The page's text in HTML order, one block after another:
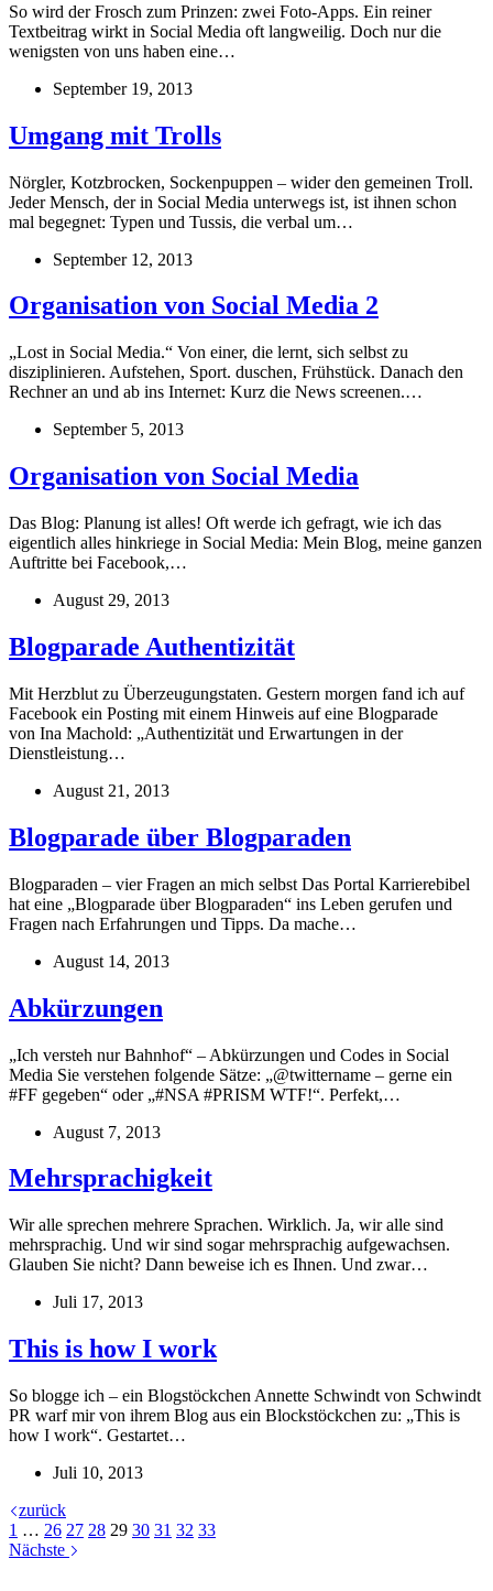
So wird der Frosch zum Prinzen: zwei Foto-Apps. Ein reiner
Textbeitrag wirkt in Social Media oft langweilig. Doch nur die
wenigsten von uns haben eine…
September 19, 2013
Umgang mit Trolls
Nörgler, Kotzbrocken, Sockenpuppen – wider den gemeinen Troll.
Jeder Mensch, der in Social Media unterwegs ist, ist ihnen schon
mal begegnet: Typen und Tussis, die verbal um…
September 12, 2013
Organisation von Social Media 2
„Lost in Social Media.“ Von einer, die lernt, sich selbst zu
disziplinieren. Aufstehen, Sport. duschen, Frühstück. Danach den
Rechner an und ab ins Internet: Kurz die News screenen.…
September 5, 2013
Organisation von Social Media
Das Blog: Planung ist alles! Oft werde ich gefragt, wie ich das
eigentlich alles hinkriege in Social Media: Mein Blog, meine ganzen
Auftritte bei Facebook,…
August 29, 2013
Blogparade Authentizität
Mit Herzblut zu Überzeugungstaten. Gestern morgen fand ich auf
Facebook ein Posting mit einem Hinweis auf eine Blogparade
von Ina Machold: „Authentizität und Erwartungen in der
Dienstleistung…
August 21, 2013
Blogparade über Blogparaden
Blogparaden – vier Fragen an mich selbst Das Portal Karrierebibel
hat eine „Blogparade über Blogparaden“ ins Leben gerufen und
Fragen nach Erfahrungen und Tipps. Da mache…
August 14, 2013
Abkürzungen
„Ich versteh nur Bahnhof“ – Abkürzungen und Codes in Social
Media Sie verstehen folgende Sätze: „@twittername – gerne ein
#FF gegeben“ oder „#NSA #PRISM WTF!“. Perfekt,…
August 7, 2013
Mehrsprachigkeit
Wir alle sprechen mehrere Sprachen. Wirklich. Ja, wir alle sind
mehrsprachig. Und wir sind sogar mehrsprachig aufgewachsen.
Glauben Sie nicht? Dann beweise ich es Ihnen. Und zwar…
Juli 17, 2013
This is how I work
So blogge ich – ein Blogstöckchen Annette Schwindt von Schwindt
PR warf mir von ihrem Blog aus ein Blockstöckchen zu: „This is
how I work“. Gestartet…
Juli 10, 2013
zurück
1 … 26 27 28 29 30 31 32 33
Nächste